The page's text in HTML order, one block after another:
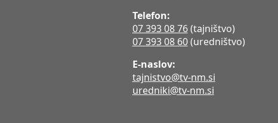
Telefon:
07 393 08 76(tajništvo)
07 393 08 60(uredništvo)
E-naslov:
tajnistvo@tv-nm.si
uredniki@tv-nm.si